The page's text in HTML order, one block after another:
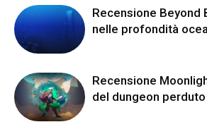
Recensione Beyond
nelle profondità
Recensione
del dungeon perduto